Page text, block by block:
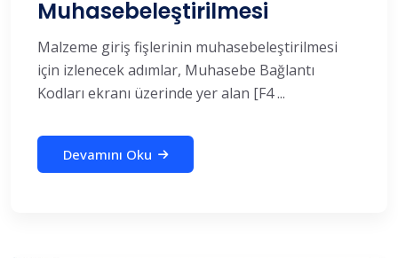
Muhasebeleştirilmesi
Malzeme giriş fişlerinin muhasebeleştirilmesi
için izlenecek adımlar, Muhasebe Bağlantı
Kodları ekranı üzerinde yer alan [F4 ...
Devamını Oku